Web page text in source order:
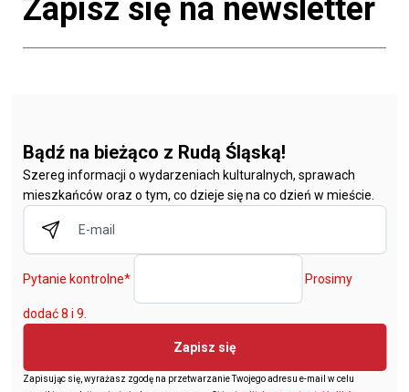
Zapisz się na newsletter
Bądź na bieżąco z Rudą Śląską!
Szereg informacji o wydarzeniach kulturalnych, sprawach
mieszkańców oraz o tym, co dzieje się na co dzień w mieście.
Pytanie kontrolne* Prosimy
dodać 8 i 9.
Zapisz się
Zapisując się, wyrażasz zgodę na przetwarzanie Twojego adresu e-mail w celu